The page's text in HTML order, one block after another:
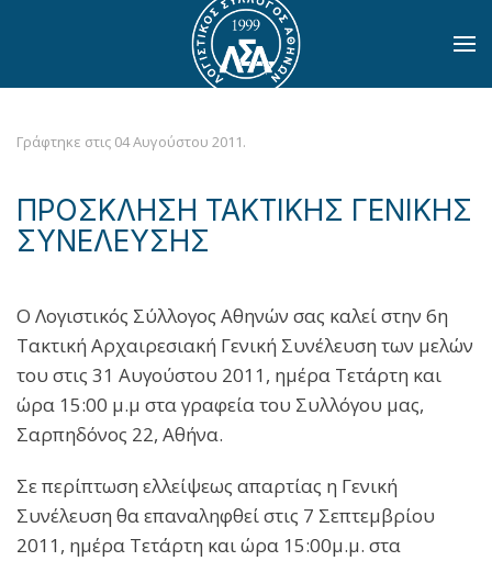
Skip to main content
Γράφτηκε στις 04 Αυγούστου 2011.
ΠΡΟΣΚΛΗΣΗ ΤΑΚΤΙΚΗΣ ΓΕΝΙΚΗΣ
ΣΥΝΕΛΕΥΣΗΣ
Ο Λογιστικός Σύλλογος Αθηνών σας καλεί στην 6η
Τακτική Αρχαιρεσιακή Γενική Συνέλευση των μελών
του στις 31 Αυγούστου 2011, ημέρα Τετάρτη και
ώρα 15:00 μ.μ στα γραφεία του Συλλόγου μας,
Σαρπηδόνος 22, Αθήνα.
Σε περίπτωση ελλείψεως απαρτίας η Γενική
Συνέλευση θα επαναληφθεί στις 7 Σεπτεμβρίου
2011, ημέρα Τετάρτη και ώρα 15:00μ.μ. στα